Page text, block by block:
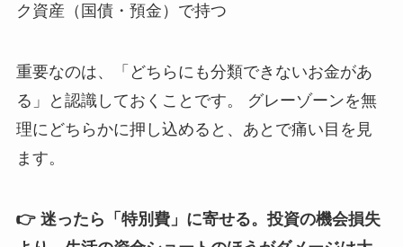
ク資産（国債・預金）で持つ
重要なのは、「どちらにも分類できないお金があ
る」と認識しておくことです。 グレーゾーンを無
理にどちらかに押し込めると、あとで痛い目を見
ます。
👉 迷ったら「特別費」に寄せる。投資の機会損失